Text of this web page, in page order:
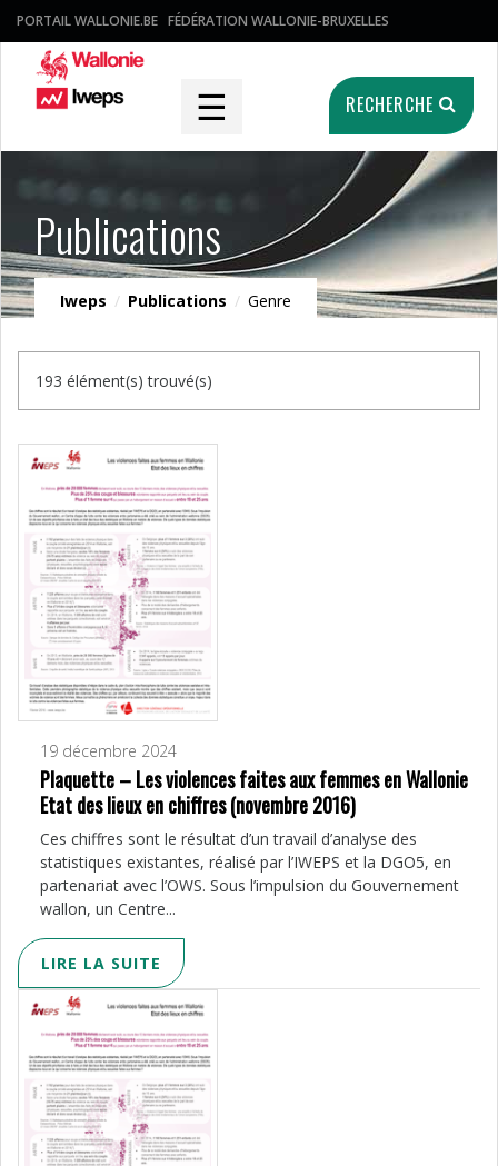
PORTAIL WALLONIE.BE FÉDÉRATION WALLONIE-BRUXELLES
☰ RECHERCHE
Publications
Iweps / Publications / Genre
193 élément(s) trouvé(s)
19 décembre 2024
Plaquette – Les violences faites aux femmes en Wallonie
Etat des lieux en chiffres (novembre 2016)
Ces chiffres sont le résultat d’un travail d’analyse des
statistiques existantes, réalisé par l’IWEPS et la DGO5, en
partenariat avec l’OWS. Sous l’impulsion du Gouvernement
wallon, un Centre...
LIRE LA SUITE